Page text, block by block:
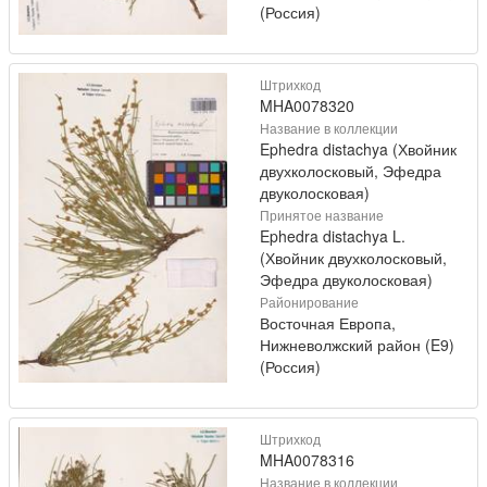
(Россия)
Штрихкод
MHA0078320
Название в коллекции
Ephedra distachya (Хвойник
двухколосковый, Эфедра
двуколосковая)
Принятое название
Ephedra distachya L.
(Хвойник двухколосковый,
Эфедра двуколосковая)
Районирование
Восточная Европа,
Нижневолжский район (E9)
(Россия)
Штрихкод
MHA0078316
Название в коллекции